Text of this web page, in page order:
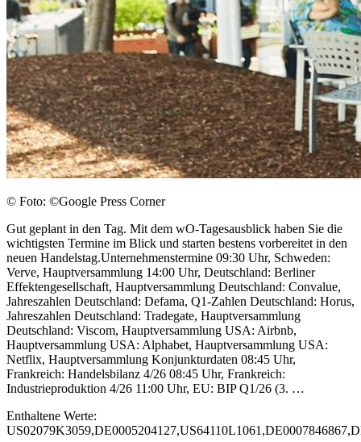
© Foto: ©Google Press Corner
Gut geplant in den Tag. Mit dem wO-Tagesausblick haben Sie die
wichtigsten Termine im Blick und starten bestens vorbereitet in den
neuen Handelstag.Unternehmenstermine 09:30 Uhr, Schweden:
Verve, Hauptversammlung 14:00 Uhr, Deutschland: Berliner
Effektengesellschaft, Hauptversammlung Deutschland: Convalue,
Jahreszahlen Deutschland: Defama, Q1-Zahlen Deutschland: Horus,
Jahreszahlen Deutschland: Tradegate, Hauptversammlung
Deutschland: Viscom, Hauptversammlung USA: Airbnb,
Hauptversammlung USA: Alphabet, Hauptversammlung USA:
Netflix, Hauptversammlung Konjunkturdaten 08:45 Uhr,
Frankreich: Handelsbilanz 4/26 08:45 Uhr, Frankreich:
Industrieproduktion 4/26 11:00 Uhr, EU: BIP Q1/26 (3. …
Enthaltene Werte: